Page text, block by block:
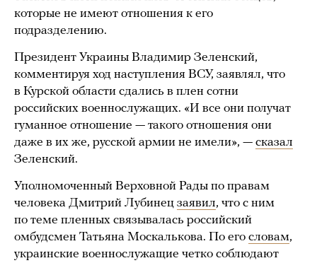
которые не имеют отношения к его
подразделению.
Президент Украины Владимир Зеленский,
комментируя ход наступления ВСУ, заявлял, что
в Курской области сдались в плен сотни
российских военнослужащих. «И все они получат
гуманное отношение — такого отношения они
даже в их же, русской армии не имели», — сказал
Зеленский.
Уполномоченный Верховной Рады по правам
человека Дмитрий Лубинец заявил, что с ним
по теме пленных связывалась российский
омбудсмен Татьяна Москалькова. По его словам,
украинские военнослужащие четко соблюдают